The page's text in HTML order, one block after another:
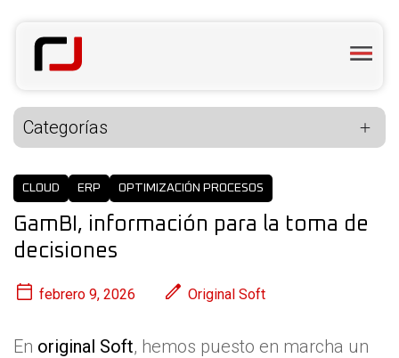
Categorías
CLOUD ERP OPTIMIZACIÓN PROCESOS
GamBI, información para la toma de
decisiones
febrero 9, 2026 Original Soft
En original Soft, hemos puesto en marcha un